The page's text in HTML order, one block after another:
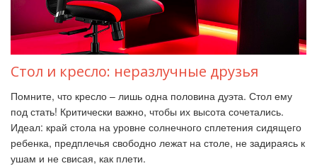
Стол и кресло: неразлучные друзья
Помните, что кресло – лишь одна половина дуэта. Стол ему
под стать! Критически важно, чтобы их высота сочетались.
Идеал: край стола на уровне солнечного сплетения сидящего
ребенка, предплечья свободно лежат на столе, не задираясь к
ушам и не свисая, как плети.